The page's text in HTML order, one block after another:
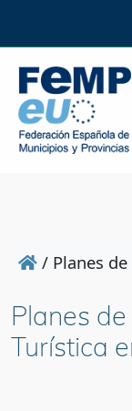
/ Planes
Planes
Turística